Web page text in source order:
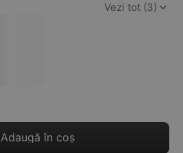
Vezi tot (3)
Adaugă în coș